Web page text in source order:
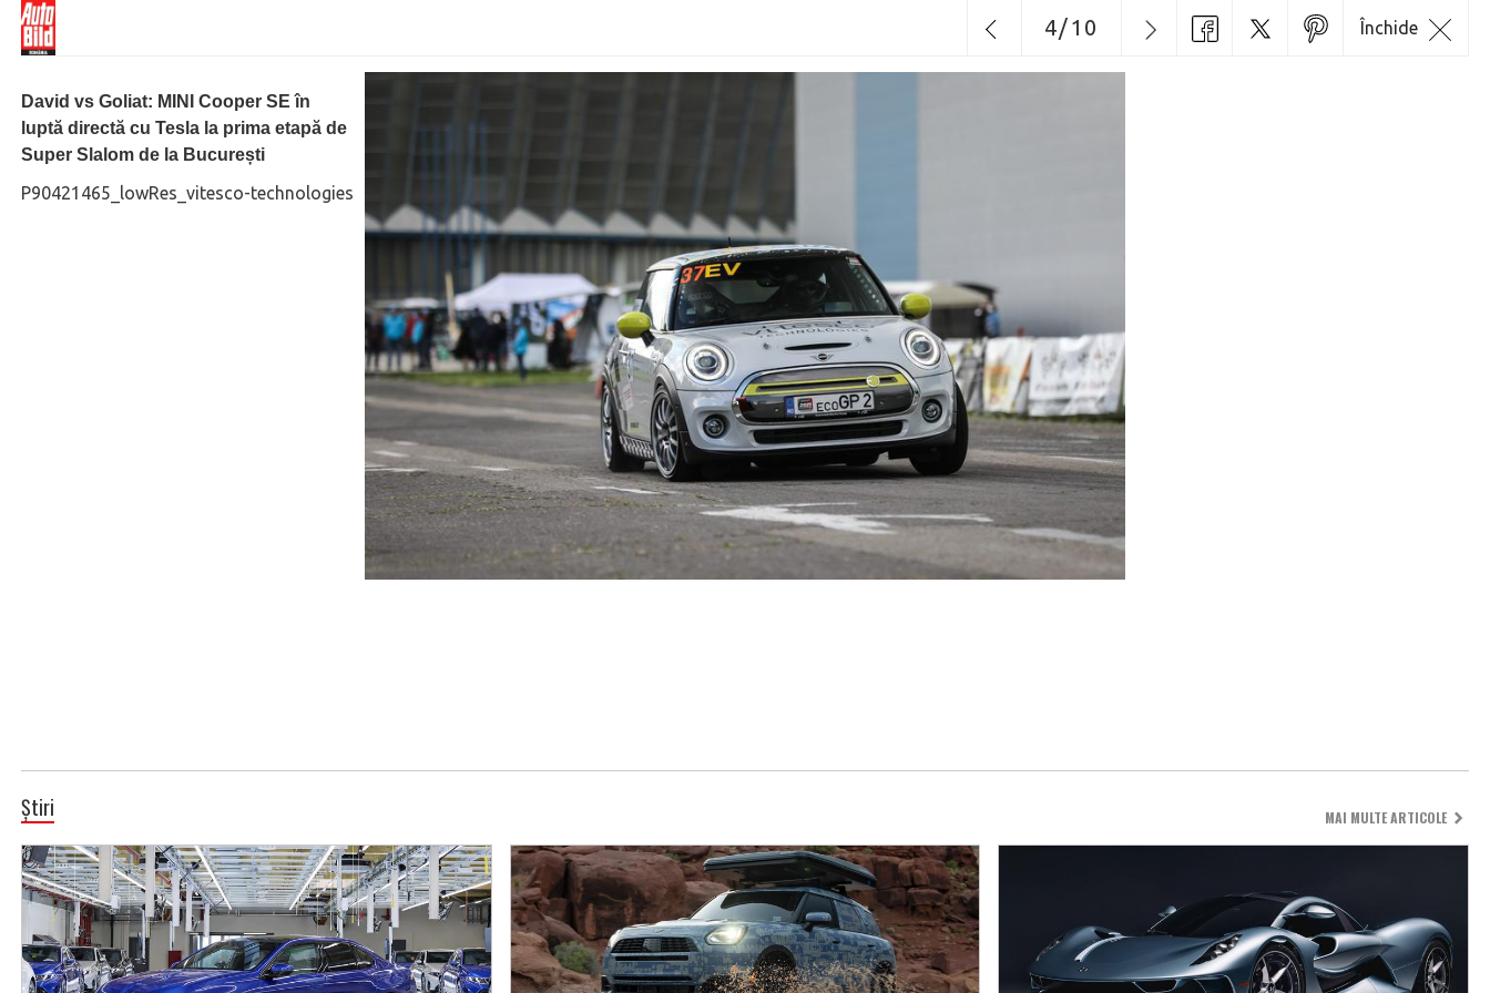
David vs Goliat: MINI Cooper SE în
luptă directă cu Tesla la prima etapă de
Super Slalom de la București
P90421465_lowRes_vitesco-technologies
Închide
4/10
Știri MAI MULTE ARTICOLE